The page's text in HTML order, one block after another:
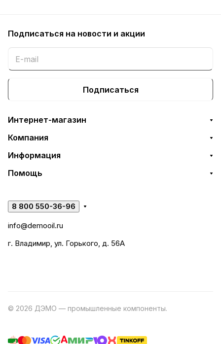
Подписаться на новости и акции
Подписаться
Интернет-магазин
Компания
Информация
Помощь
8 800 550-36-96
info@demooil.ru
г. Владимир, ул. Горького, д. 56А
© 2026 ДЭМО — промышленные компоненты.